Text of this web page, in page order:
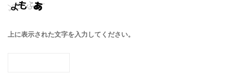
上に表示された文字を入力してください。